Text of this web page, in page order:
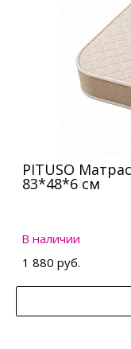
PITUSO
83*48*6 см
В наличии
1 880 руб.